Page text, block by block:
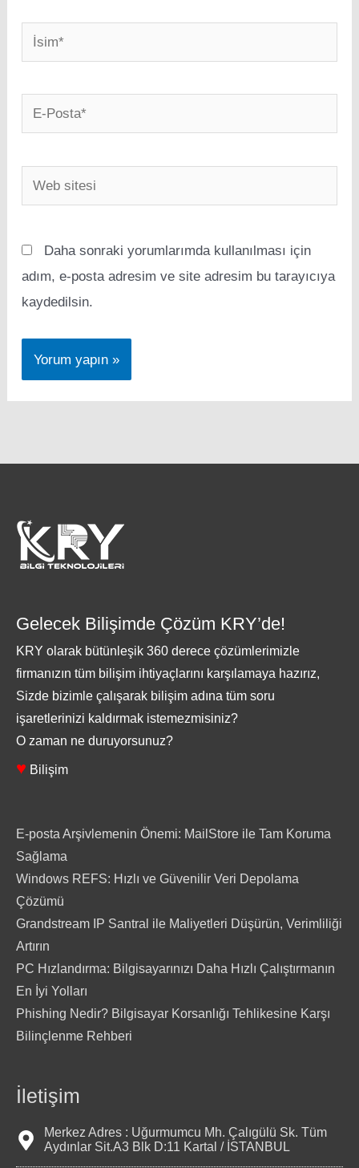
İsim*
E-
Posta*
Web
sitesi
Daha sonraki yorumlarımda kullanılması için
adım, e-posta adresim ve site adresim bu tarayıcıya
kaydedilsin.
Gelecek Bilişimde Çözüm KRY’de!
KRY olarak bütünleşik 360 derece çözümlerimizle
firmanızın tüm bilişim ihtiyaçlarını karşılamaya hazırız,
Sizde bizimle çalışarak bilişim adına tüm soru
işaretlerinizi kaldırmak istemezmisiniz?
O zaman ne duruyorsunuz?
♥ Bilişim
E-posta Arşivlemenin Önemi: MailStore ile Tam Koruma
Sağlama
Windows REFS: Hızlı ve Güvenilir Veri Depolama
Çözümü
Grandstream IP Santral ile Maliyetleri Düşürün, Verimliliği
Artırın
PC Hızlandırma: Bilgisayarınızı Daha Hızlı Çalıştırmanın
En İyi Yolları
Phishing Nedir? Bilgisayar Korsanlığı Tehlikesine Karşı
Bilinçlenme Rehberi
İletişim
Merkez Adres : Uğurmumcu Mh. Çalıgülü Sk. Tüm
Aydınlar Sit.A3 Blk D:11 Kartal / İSTANBUL